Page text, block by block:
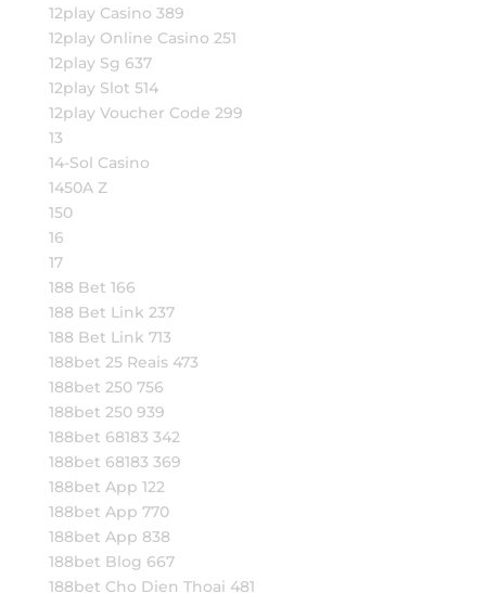
12play Casino 389
12play Online Casino 251
12play Sg 637
12play Slot 514
12play Voucher Code 299
13
14-Sol Casino
1450A Z
150
16
17
188 Bet 166
188 Bet Link 237
188 Bet Link 713
188bet 25 Reais 473
188bet 250 756
188bet 250 939
188bet 68183 342
188bet 68183 369
188bet App 122
188bet App 770
188bet App 838
188bet Blog 667
188bet Cho Dien Thoai 481